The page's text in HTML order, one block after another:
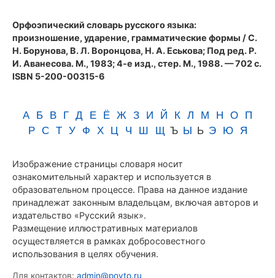
Орфоэпический словарь русского языка:
произношение, ударение, грамматические формы / С.
Н. Борунова, В. Л. Воронцова, Н. А. Еськова; Под ред. Р.
И. Аванесова. М., 1983; 4-е изд., стер. М., 1988. — 702 с.
ISBN 5-200-00315-6
А Б В Г Д Е Ё Ж З И Й К Л М Н О П
Р С Т У Ф Х Ц Ч Ш Щ Ъ Ы Ь Э Ю Я
Изображение страницы словаря носит
ознакомительный характер и используется в
образовательном процессе. Права на данное издание
принадлежат законным владельцам, включая авторов и
издательство «Русский язык».
Размещение иллюстративных материалов
осуществляется в рамках добросовестного
использования в целях обучения.
Для контактов: admin@povto.ru